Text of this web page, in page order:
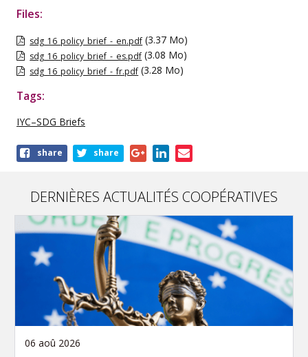
Files:
sdg_16_policy_brief_-_en.pdf (3.37 Mo)
sdg_16_policy_brief_-_es.pdf (3.08 Mo)
sdg_16_policy_brief_-_fr.pdf (3.28 Mo)
Tags:
IYC–SDG Briefs
Shareshare share
DERNIÈRES ACTUALITÉS COOPÉRATIVES
06 aoû 2026